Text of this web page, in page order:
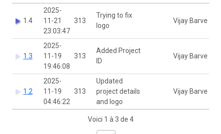
1.4
2025-
11-21
23:03:47
313
Trying to fix
logo
Vijay Barve
1.3
2025-
11-19
19:46:08
313
Added Project
ID
Vijay Barve
1.2
2025-
11-19
04:46:22
313
Updated
project details
and logo
Vijay Barve
Voici 1 à 3 de 4